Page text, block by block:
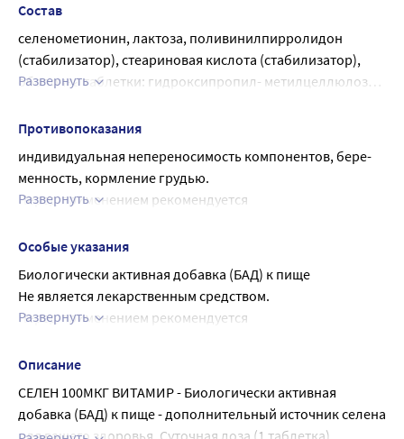
Состав
селенометионин, лактоза, поливинилпирролидон
(стабилизатор), стеариновая кислота (стабилизатор),
оболочка таблетки: гидроксипропил- метилцеллюлоза
двуокись титана (краситель), краситель «Аннато».
Развернуть
Противопоказания
индивидуальная непереносимость компонентов, бере-
менность, кормление грудью.
Перед применением рекомендуется
Развернуть
Особые указания
Биологически активная добавка (БАД) к пище
Не является лекарственным средством.
Перед применением рекомендуется
Развернуть
Описание
СЕЛЕН 100МКГ ВИТАМИР - Биологически активная
добавка (БАД) к пище - дополнительный источник селена
для вашего здоровья. Суточная доза (1 таблетка)